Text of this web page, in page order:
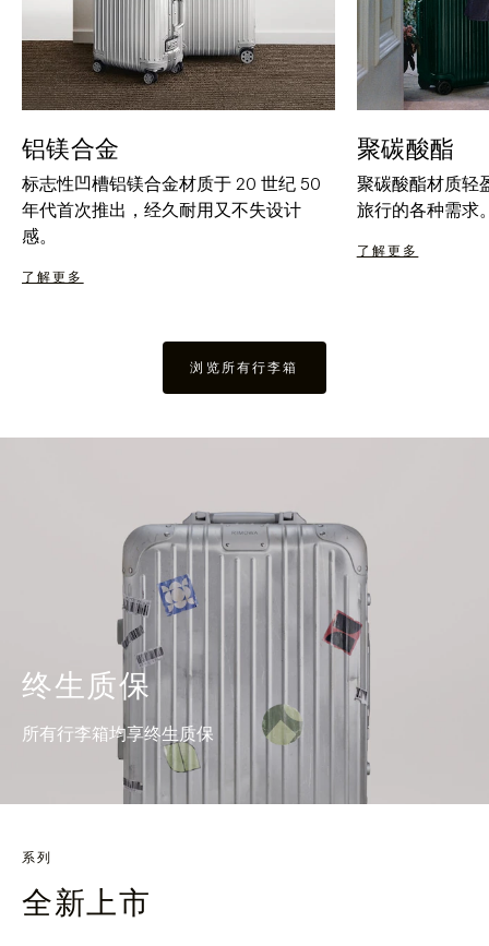
铝镁合金
标志性凹槽铝镁合金材质于 20 世纪 50
年代首次推出，经久耐用又不失设计
感。
了解更多
聚碳酸酯
聚碳酸酯材质轻
旅行的各种需求
了解更多
浏览所有行李箱
终生质保
所有行李箱均享终生质保
系列
全新上市